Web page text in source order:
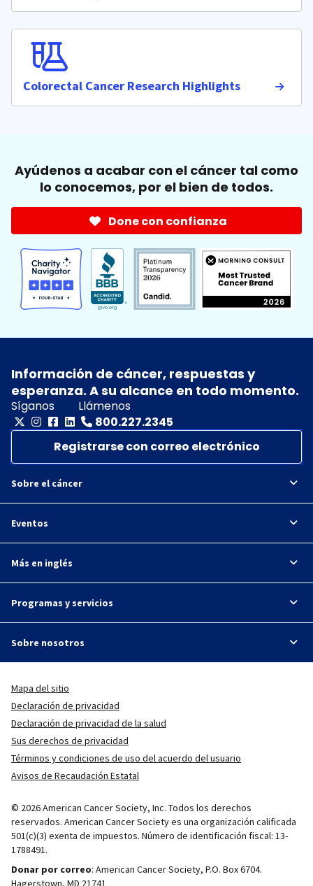
Colorectal Cancer Research Highlights
Ayúdenos a acabar con el cáncer tal como
lo conocemos, por el bien de todos.
Done con confianza
Información de cáncer, respuestas y
esperanza. A su alcance en todo momento.
Síganos
Llámenos
800.227.2345
Registrarse con correo electrónico
Sobre el cáncer
Eventos
Más en inglés
Programas y servicios
Sobre nosotros
Mapa del sitio
Declaración de privacidad
Declaración de privacidad de la salud
Sus derechos de privacidad
Términos y condiciones de uso del acuerdo del usuario
Avisos de Recaudación Estatal
© 2026 American Cancer Society, Inc. Todos los derechos
reservados. American Cancer Society es una organización calificada
501(c)(3) exenta de impuestos. Número de identificación fiscal: 13-
1788491.
Donar por correo: American Cancer Society, P.O. Box 6704.
Hagerstown, MD 21741